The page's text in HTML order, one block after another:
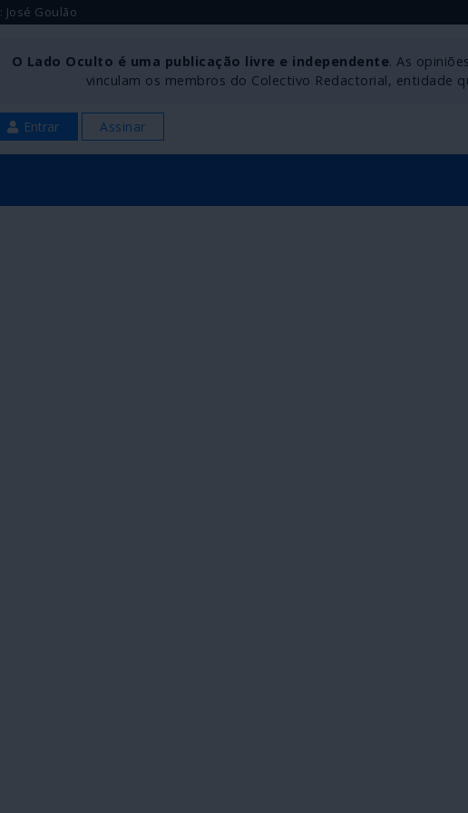
: José Goulão
O Lado Oculto é uma publicação livre e independente. As
vinculam os membros do Colectivo Redactorial, entidade
Entrar Assinar